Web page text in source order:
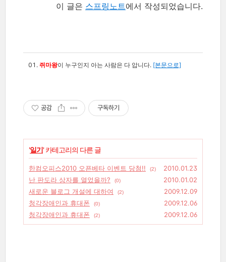
이 글은 스프링노트에서 작성되었습니다.
쥐마왕이 누구인지 아는 사람은 다 압니다. [본문으로]
공감 구독하기
'일기' 카테고리의 다른 글
한컴오피스2010 오픈베타 이벤트 당첨!! (2)
2010.01.23
난 판도라 상자를 열었을까?
(0)
2010.01.02
새로운 블로그 개설에 대하여
(2)
2009.12.09
청각장애인과 휴대폰
(0)
2009.12.06
청각장애인과 휴대폰
(2) 2009.12.06